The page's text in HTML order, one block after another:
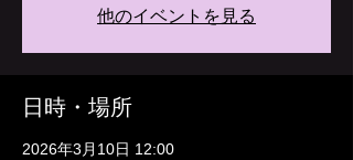
他のイベントを見る
日時・場所
2026年3月10日 12:00